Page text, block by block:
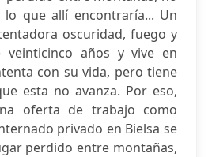
lo que allí encontraría... Un
oscuridad, fuego y
veinticinco años y vive en
con su vida, pero tiene
esta no avanza. Por eso,
oferta de trabajo como
privado en Bielsa se
perdido entre montañas,